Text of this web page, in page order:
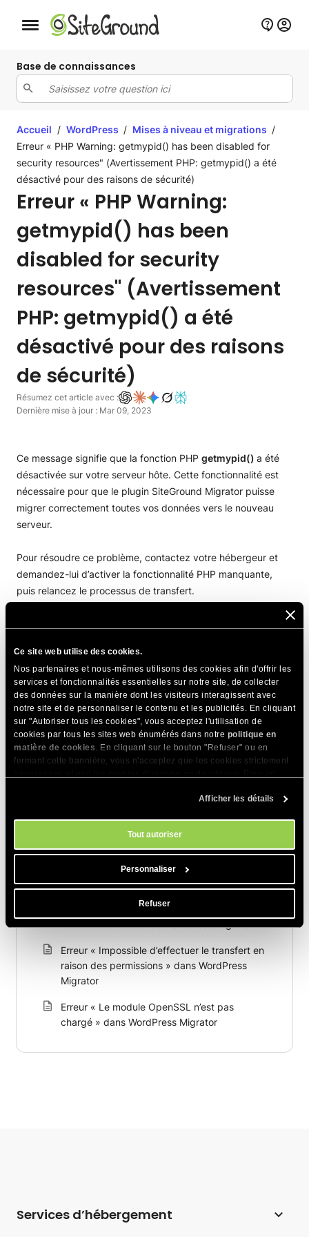
Ce site web utilise des cookies.
Nos partenaires et nous-mêmes utilisons des cookies afin d'offrir les
services et fonctionnalités essentielles sur notre site, de collecter
des données sur la manière dont les visiteurs interagissent avec
notre site et de personnaliser le contenu et les publicités. En cliquant
sur "Autoriser tous les cookies", vous acceptez l'utilisation de
cookies par tous les sites web énumérés dans notre politique en
matière de cookies. En cliquant sur le bouton "Refuser" ou en
fermant cette bannière, vous n'acceptez que les cookies strictement
. Vous pouvez gérer vos préférences
Afficher les détails
Tout autoriser
Personnaliser
Refuser
Bouton de navigation mobile
Base de connaissances
Accueil / WordPress / Mises à niveau et migrations /
Erreur « PHP Warning: getmypid() has been disabled for
security resources" (Avertissement PHP: getmypid() a été
désactivé pour des raisons de sécurité)
Erreur « PHP Warning:
getmypid() has been
disabled for security
resources" (Avertissement
PHP: getmypid() a été
désactivé pour des raisons
de sécurité)
Résumez cet article avec :
Dernière mise à jour : Mar 09, 2023
Ce message signifie que la fonction PHP getmypid() a été
désactivée sur votre serveur hôte. Cette fonctionnalité est
nécessaire pour que le plugin SiteGround Migrator puisse
migrer correctement toutes vos données vers le nouveau
serveur.
Pour résoudre ce problème, contactez votre hébergeur et
demandez-lui d’activer la fonctionnalité PHP manquante,
puis relancez le processus de transfert.
Articles Connexes
hébergeur à un autre ?
Comment transférer mon site web avec
WordPress Migrator ?
Erreur « Le transfert a échoué en raison de la
Erreur « Impossible d’effectuer le transfert en
raison des permissions » dans WordPress
Migrator
Erreur « Le module OpenSSL n’est pas
chargé » dans WordPress Migrator
Services d’hébergement